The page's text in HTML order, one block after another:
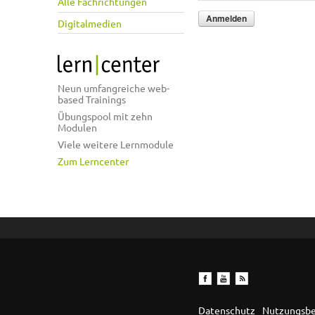
Digitalmedien
Neun umfangreiche web-
based Trainings
Übungspool mit zehn
Modulen
Viele weitere Lernmodule
Zum Lerncenter
Datenschutz